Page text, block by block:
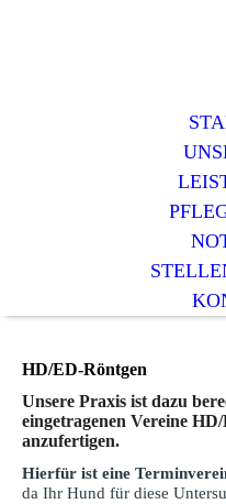
HD/ED-Röntgen
Unsere Praxis ist dazu
eingetragenen Vereine
anzufertigen.
Hierfür ist eine
da Ihr Hund für diese